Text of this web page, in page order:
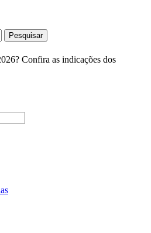
Confira as indicações dos